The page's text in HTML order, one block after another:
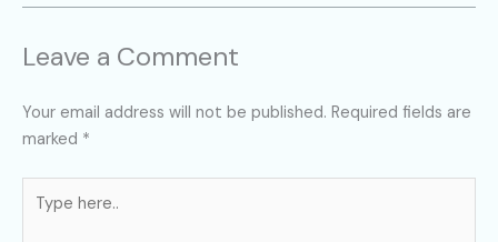
Leave a Comment
Your email address will not be published. Required fields are
marked *
here..